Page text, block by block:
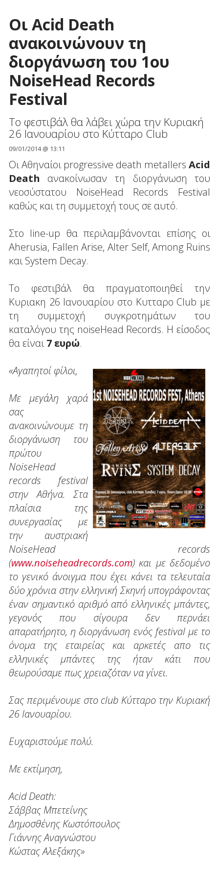
Οι Acid Death
ανακοινώνουν τη
διοργάνωση του 1ου
NoiseHead Records
Festival
Το φεστιβάλ θα λάβει χώρα την Κυριακή
26 Ιανουαρίου στο Κύτταρο Club
09/01/2014 @ 13:11
Οι Αθηναίοι progressive death metallersAcid
Death ανακοίνωσαν τη διοργάνωση του
νεοσύστατου NoiseHead Records Festival
καθώς και τη συμμετοχή τους σε αυτό.
Στο line-up θα περιλαμβάνονται επίσης οι
Aherusia, Fallen Arise, Alter Self, Among Ruins
και System Decay.
Το φεστιβάλ θα πραγματοποιηθεί την
Κυριακη 26 Ιανουαρίου στο Κυτταρο Club με
τη συμμετοχή συγκροτημάτων του
καταλόγου της noiseHead Records. Η είσοδος
θα είναι7 ευρώ.
«Αγαπητοί φίλοι,
Με μεγάλη χαρά
σας
ανακοινώνουμε τη
διοργάνωση του
πρώτου
NoiseHead
records festival
στην Αθήνα. Στα
πλαίσια της
συνεργασίας με
την αυστριακή
NoiseHead records
(www.noiseheadrecords.com) και με δεδομένο
το γενικό άνοιγμα που έχει κάνει τα τελευταία
δύο χρόνια στην ελληνική Σκηνή υπογράφοντας
έναν σημαντικό αριθμό από ελληνικές μπάντες,
γεγονός που σίγουρα δεν περνάει
απαρατήρητο, η διοργάνωση ενός festival με το
όνομα της εταιρείας και αρκετές απο τις
ελληνικές μπάντες της ήταν κάτι που
θεωρούσαμε πως χρειαζόταν να γίνει.
Σας περιμένουμε στο club Κύτταρο την Κυριακή
26 Ιανουαρίου.
Ευχαριστούμε πολύ.
Με εκτίμηση,
Acid Death:
Σάββας Μπετείνης
Δημοσθένης Κωστόπουλος
Γιάννης Αναγνώστου
Κώστας Αλεξάκης»